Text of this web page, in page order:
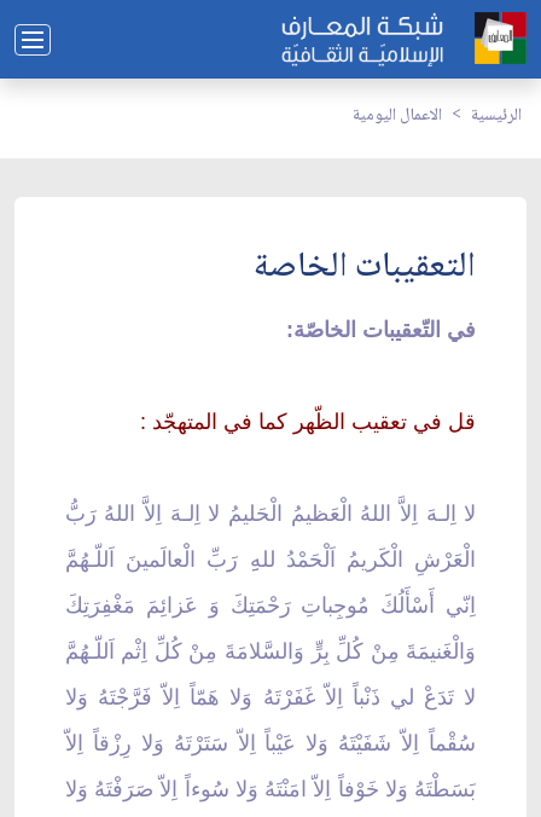
الرئيسية الاعمال اليومية
التعقيبات الخاصة
في التّعقيبات الخاصّة:
قل في تعقيب الظّهر كما في المتهجّد :
لا اِلـهَ اِلاَّ اللهُ الْعَظيمُ الْحَليمُ لا اِلـهَ اِلاَّ اللهُ رَبُّ
الْعَرْشِ الْكَريمُ اَلْحَمْدُ للهِِ رَبِّ الْعالَمينَ اَللّـهُمَّ
اِنّي أَسْأَلُكَ مُوجِباتِ رَحْمَتِكَ وَ عَزائِمَ مَغْفِرَتِكَ
وَالْغَنيمَةَ مِنْ كُلِّ بِرٍّ وَالسَّلامَةَ مِنْ كُلِّ اِثْم اَللّـهُمَّ
لا تَدَعْ لي ذَنْباً اِلاّ غَفَرْتَهُ وَلا هَمّاً اِلاّ فَرَّجْتَهُ وَلا
سُقْماً اِلاّ شَفَيْتَهُ وَلا عَيْباً اِلاّ سَتَرْتَهُ وَلا رِزْقاً اِلاّ
بَسَطْتَهُ وَلا خَوْفاً اِلاّ امَنْتَهُ وَلا سُوءاً اِلاّ صَرَفْتَهُ وَلا